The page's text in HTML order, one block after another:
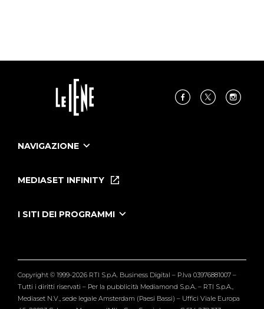
NAVIGAZIONE
Le Iene Presentano Inside
Tutti i servizi
MEDIASET INFINITY
I SITI DEI PROGRAMMI
Verissimo
Copyright © 1999-2026 RTI S.p.A. Business Digital – P.Iva 03976881007 –
Tutti i diritti riservati – Per la pubblicità Mediamond S.p.A. – RTI S.p.A.,
Mediaset N.V., sede legale Amsterdam (Paesi Bassi) – Uffici Viale Europa